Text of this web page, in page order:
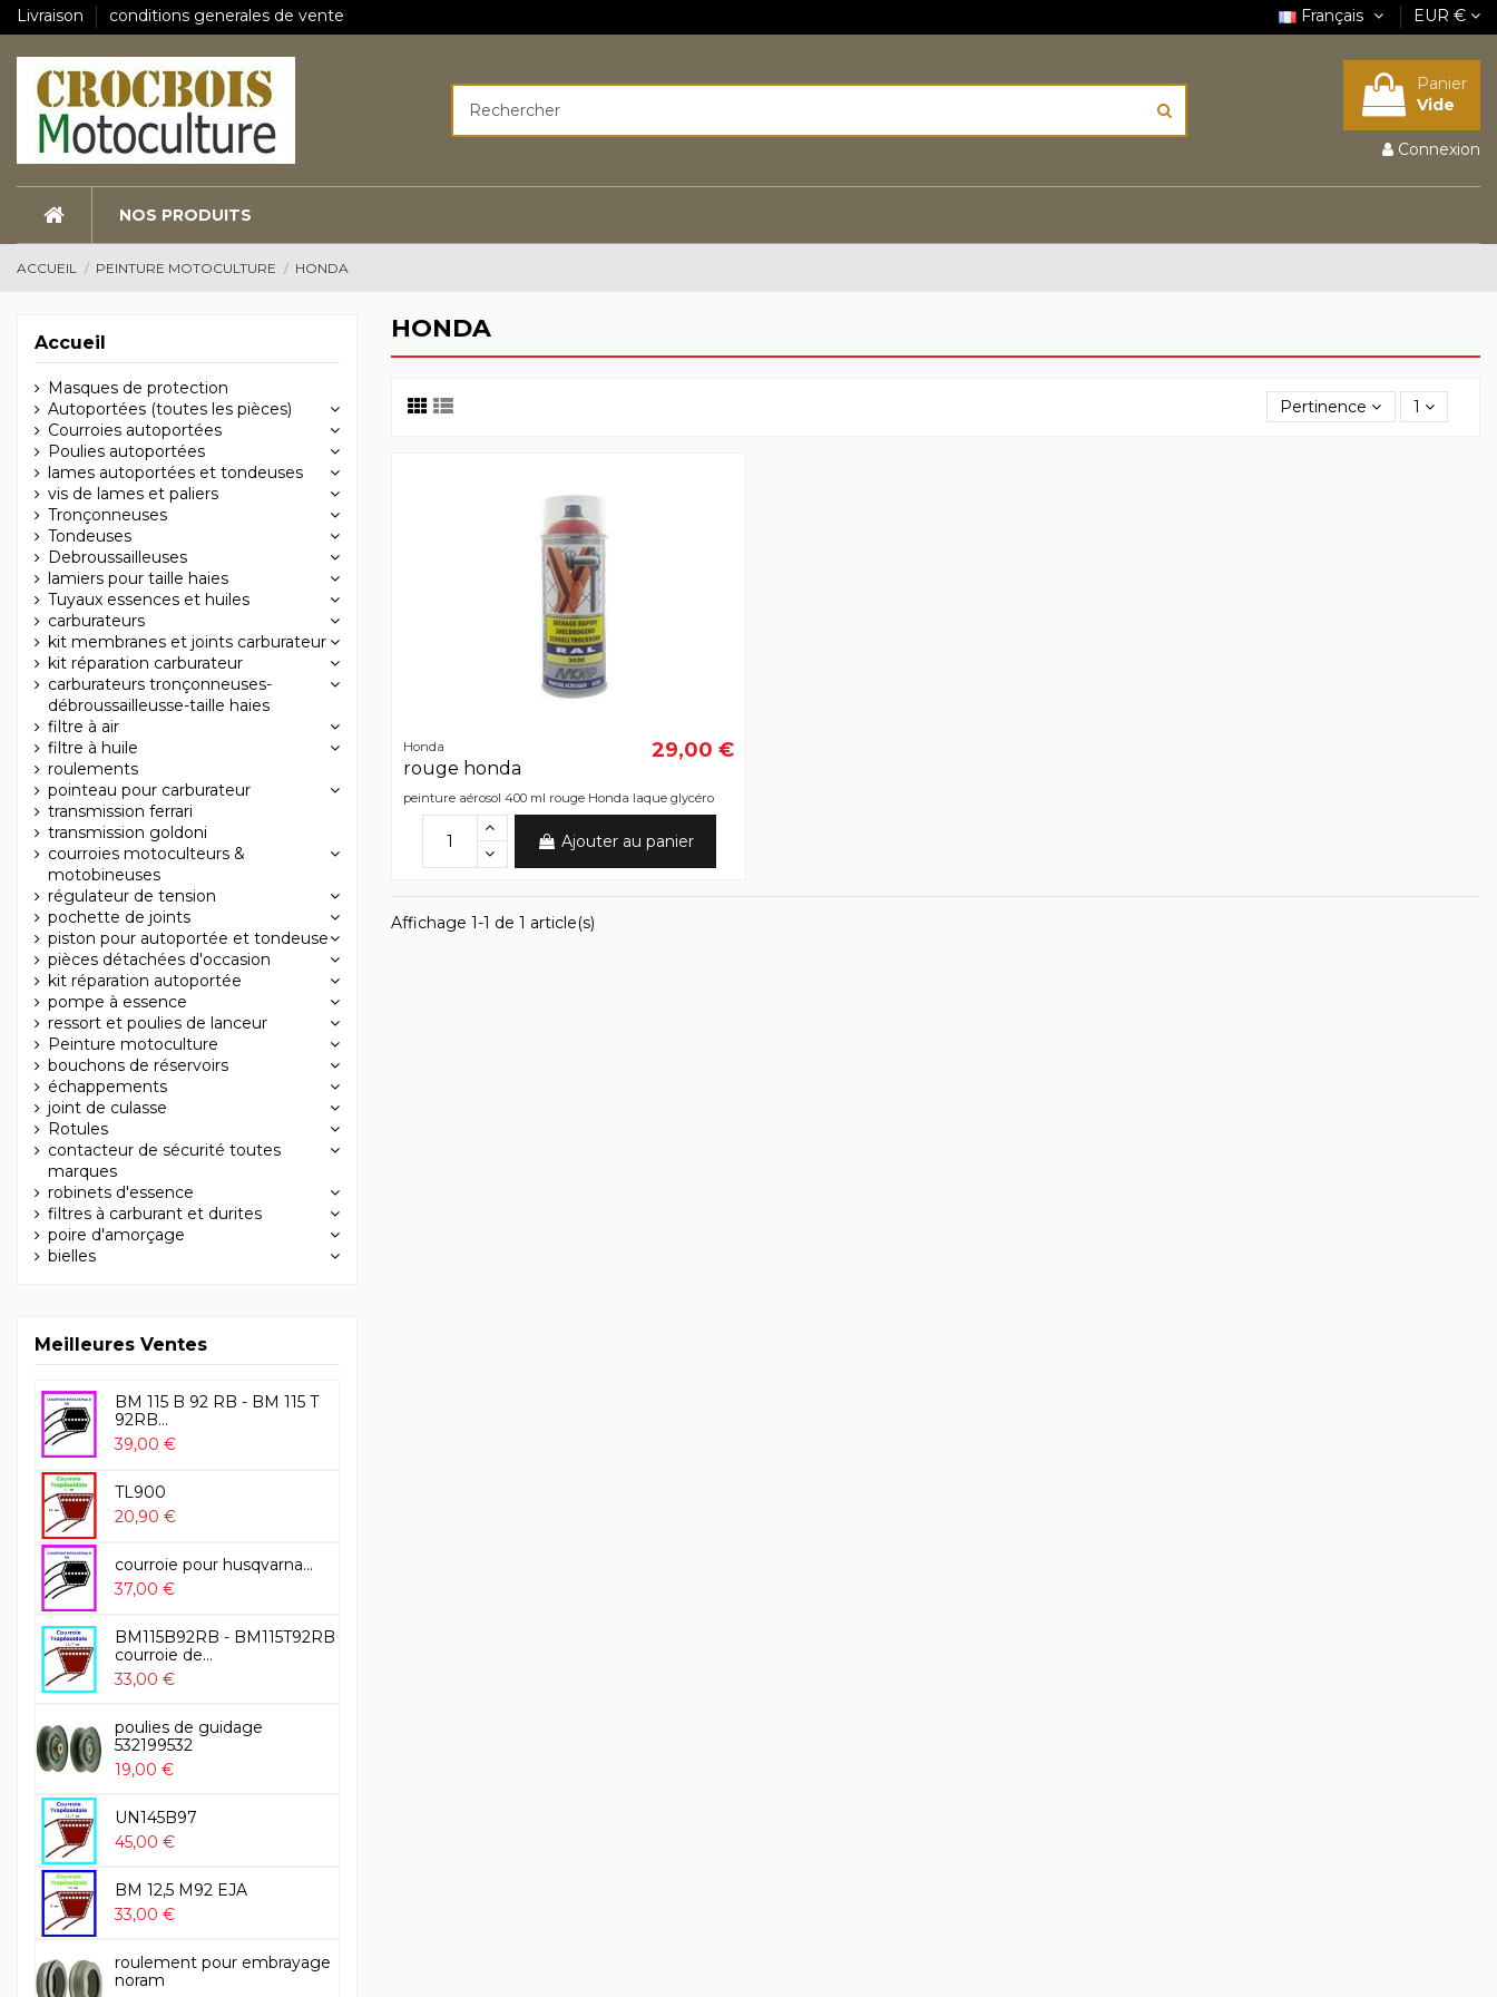
Livraison conditions generales de vente Français EUR €
Panier
Vide
Connexion
NOS PRODUITS
ACCUEIL PEINTURE MOTOCULTURE HONDA
HONDA
Pertinence 1
Honda
rouge honda
29,00 €
peinture aérosol 400 ml rouge Honda laque glycéro
Ajouter au panier
Affichage 1-1 de 1 article(s)
Accueil
Masques de protection
Autoportées (toutes les pièces)
Courroies autoportées
Poulies autoportées
lames autoportées et tondeuses
vis de lames et paliers
Tronçonneuses
Tondeuses
Debroussailleuses
lamiers pour taille haies
Tuyaux essences et huiles
carburateurs
kit membranes et joints carburateur
kit réparation carburateur
carburateurs tronçonneuses-
débroussailleusse-taille haies
filtre à air
filtre à huile
roulements
pointeau pour carburateur
transmission ferrari
transmission goldoni
courroies motoculteurs &
motobineuses
régulateur de tension
pochette de joints
piston pour autoportée et tondeuse
pièces détachées d'occasion
kit réparation autoportée
pompe à essence
ressort et poulies de lanceur
Peinture motoculture
bouchons de réservoirs
échappements
joint de culasse
Rotules
contacteur de sécurité toutes
marques
robinets d'essence
filtres à carburant et durites
poire d'amorçage
bielles
Meilleures Ventes
BM 115 B 92 RB - BM 115 T
92RB...
39,00 €
TL900
20,90 €
courroie pour husqvarna...
37,00 €
BM115B92RB - BM115T92RB
courroie de...
33,00 €
poulies de guidage
532199532
19,00 €
UN145B97
45,00 €
BM 12,5 M92 EJA
33,00 €
roulement pour embrayage
noram